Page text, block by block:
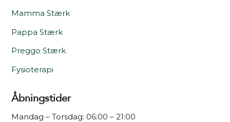
Mamma Stærk
Pappa Stærk
Preggo Stærk
Fysioterapi
Åbningstider
Mandag – Torsdag: 06:00 – 21:00